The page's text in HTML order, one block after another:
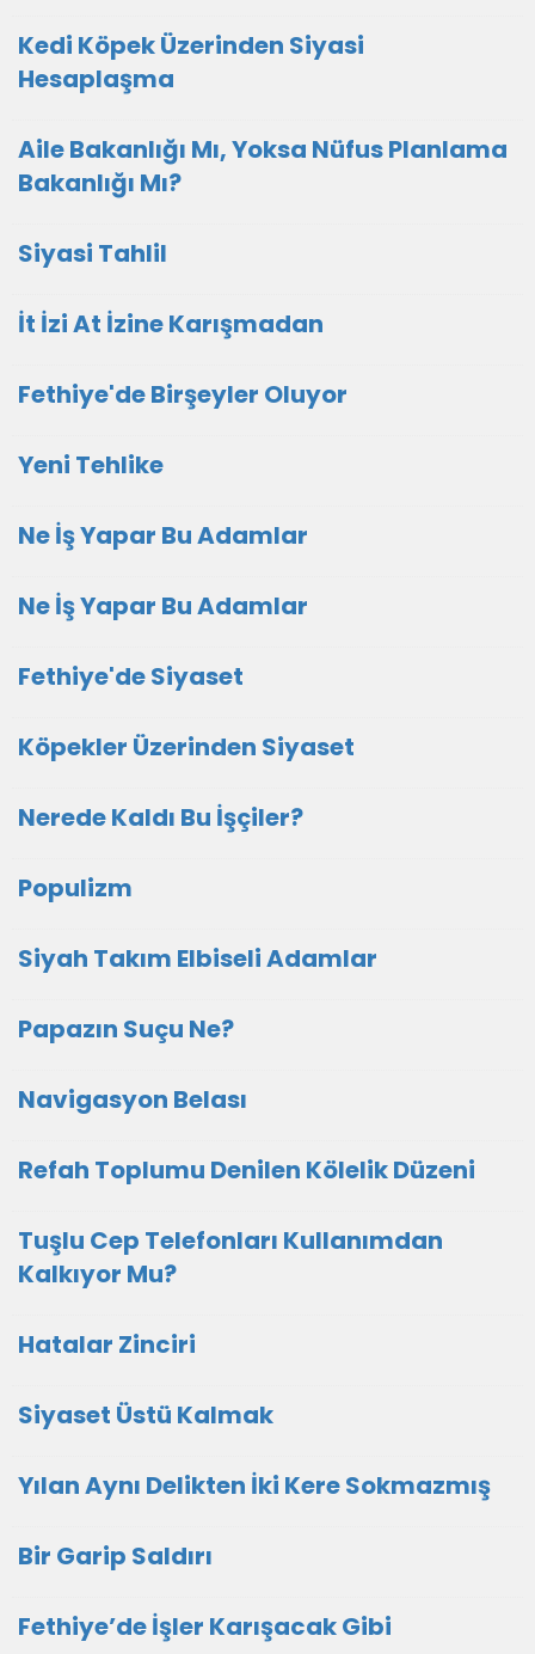
Kedi Köpek Üzerinden Siyasi
Hesaplaşma
Aile Bakanlığı Mı, Yoksa Nüfus Planlama
Bakanlığı Mı?
Siyasi Tahlil
İt İzi At İzine Karışmadan
Fethiye'de Birşeyler Oluyor
Yeni Tehlike
Ne İş Yapar Bu Adamlar
Ne İş Yapar Bu Adamlar
Fethiye'de Siyaset
Köpekler Üzerinden Siyaset
Nerede Kaldı Bu İşçiler?
Populizm
Siyah Takım Elbiseli Adamlar
Papazın Suçu Ne?
Navigasyon Belası
Refah Toplumu Denilen Kölelik Düzeni
Tuşlu Cep Telefonları Kullanımdan
Kalkıyor Mu?
Hatalar Zinciri
Siyaset Üstü Kalmak
Yılan Aynı Delikten İki Kere Sokmazmış
Bir Garip Saldırı
Fethiye’de İşler Karışacak Gibi